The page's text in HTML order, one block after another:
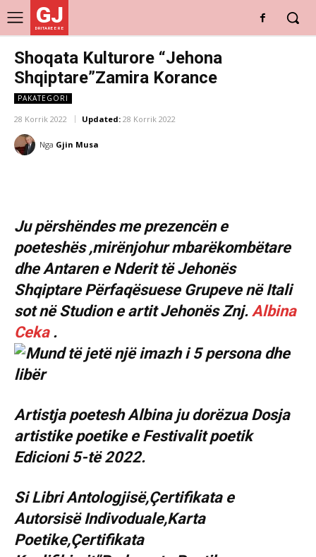
GJ
DRITARE E RE
Shoqata Kulturore “Jehona
Shqiptare”Zamira Korance
PAKATEGORI
28 Korrik 2022 Updated: 28 Korrik 2022
Nga Gjin Musa
Ju përshëndes me prezencën e
poeteshës ,mirënjohur mbarëkombëtare
dhe Antaren e Nderit të Jehonës
Shqiptare Përfaqësuese Grupeve në Itali
sot në Studion e artit Jehonës Znj. Albina
Ceka.
Artistja poetesh Albina ju dorëzua Dosja
artistike poetike e Festivalit poetik
Edicioni 5-të 2022.
Si Libri Antologjisë,Çertifikata e
Autorsisë Indivoduale,Karta
Poetike,Çertifikata